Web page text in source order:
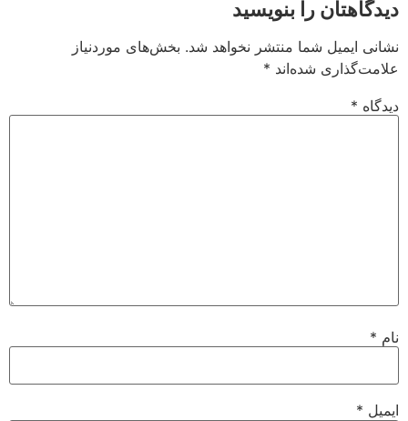
دیدگاهتان را بنویسید
نشانی ایمیل شما منتشر نخواهد شد. بخش‌های موردنیاز
علامت‌گذاری شده‌اند *
دیدگاه *
نام *
ایمیل *